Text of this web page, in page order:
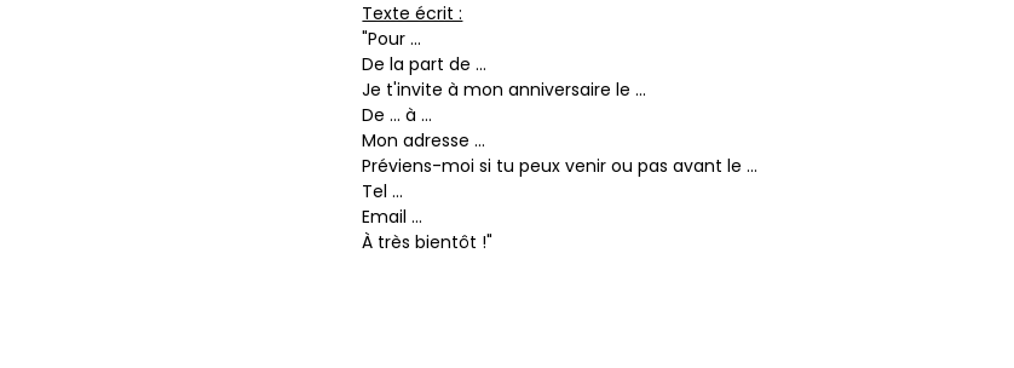
Texte écrit :
"Pour ...
De la part de ...
Je t'invite à mon anniversaire le ...
De ... à ...
Mon adresse ...
Préviens-moi si tu peux venir ou pas avant le ...
Tel ...
Email ...
À très bientôt !"